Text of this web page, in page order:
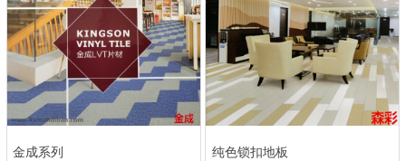
金成系列 纯色锁扣地板